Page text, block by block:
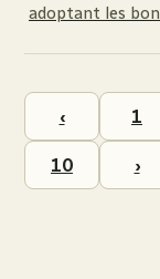
adoptant les
‹ 1
10 ›